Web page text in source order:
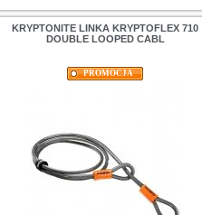
KRYPTONITE LINKA KRYPTOFLEX 710
DOUBLE LOOPED CABL
PROMOCJA